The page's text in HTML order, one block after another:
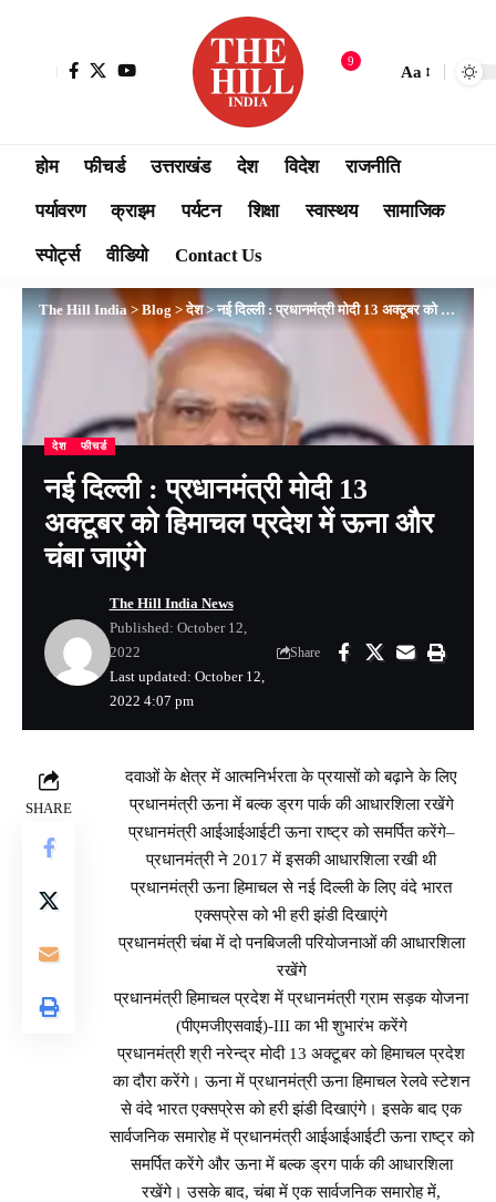
9
Aa
होम फीचर्ड उत्तराखंड देश विदेश राजनीति
पर्यावरण क्राइम पर्यटन शिक्षा स्वास्थय सामाजिक
स्पोर्ट्स वीडियो Contact Us
The Hill India> Blog>देश>नई दिल्ली : प्रधानमंत्री मोदी 13 अक्टूबर को हिमाचल प्रदेश में ऊना और चंबा जाएंगे
देश फीचर्ड
नई दिल्ली : प्रधानमंत्री मोदी 13
अक्टूबर को हिमाचल प्रदेश में ऊना और
चंबा जाएंगे
Last updated: October 12,
2022 4:07 pm
The Hill India News
Published: October 12,
2022
Share
SHARE
दवाओं के क्षेत्र में आत्मनिर्भरता के प्रयासों को बढ़ाने के लिए
प्रधानमंत्री ऊना में बल्क ड्रग पार्क की आधारशिला रखेंगे
प्रधानमंत्री आईआईआईटी ऊना राष्ट्र को समर्पित करेंगे–
प्रधानमंत्री ने 2017 में इसकी आधारशिला रखी थी
प्रधानमंत्री ऊना हिमाचल से नई दिल्ली के लिए वंदे भारत
एक्सप्रेस को भी हरी झंडी दिखाएंगे
प्रधानमंत्री चंबा में दो पनबिजली परियोजनाओं की आधारशिला
रखेंगे
प्रधानमंत्री हिमाचल प्रदेश में प्रधानमंत्री ग्राम सड़क योजना
(पीएमजीएसवाई)-III का भी शुभारंभ करेंगे
प्रधानमंत्री श्री नरेन्द्र मोदी 13 अक्टूबर को हिमाचल प्रदेश
का दौरा करेंगे। ऊना में प्रधानमंत्री ऊना हिमाचल रेलवे स्टेशन
से वंदे भारत एक्सप्रेस को हरी झंडी दिखाएंगे। इसके बाद एक
सार्वजनिक समारोह में प्रधानमंत्री आईआईआईटी ऊना राष्ट्र को
समर्पित करेंगे और ऊना में बल्क ड्रग पार्क की आधारशिला
रखेंगे। उसके बाद, चंबा में एक सार्वजनिक समारोह में,